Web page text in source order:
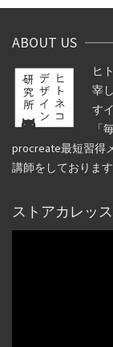
ABOUT US
ヒ
宰
す
「
procreate最短習得
講師をしております
ストアカレッ